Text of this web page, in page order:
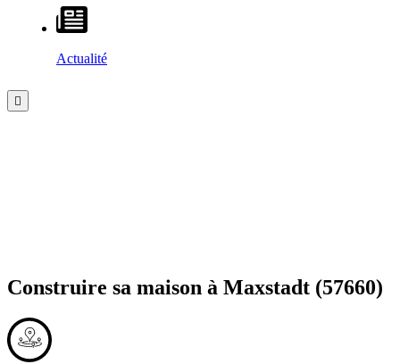
Actualité
Construire sa maison à Maxstadt (57660)